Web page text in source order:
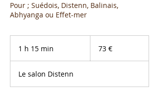
Pour ; Suédois, Distenn, Balinais,
Abhyanga ou Effet-mer
1 h 15 min
m
i
73 €
Le salon Distenn